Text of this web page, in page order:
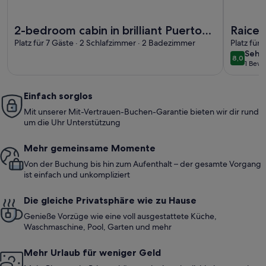
2-bedroom cabin in brilliant Puerto
Iguazú with WiFi, AC
Platz für 7 Gäste · 2 Schlafzimmer · 2 Badezimmer Platz für
8,08,0 von
sehr
gut
1
(1
Einfach sorglos
Mit unserer Mit-Vertrauen-Buchen-Garantie bieten wir dir rund
um die Uhr Unterstützung
Mehr gemeinsame Momente
Von der Buchung bis hin zum Aufenthalt – der gesamte Vorgang
ist einfach und unkompliziert
Die gleiche Privatsphäre wie zu Hause
Genieße Vorzüge wie eine voll ausgestattete Küche,
Waschmaschine, Pool, Garten und mehr
Mehr Urlaub für weniger Geld